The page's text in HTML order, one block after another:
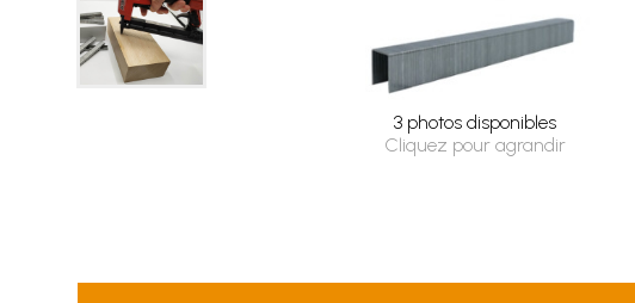
3 photos disponibles
Cliquez pour agrandir